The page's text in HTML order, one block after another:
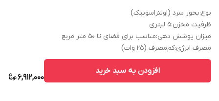
نوع:بخور سرد (اولتراسونیک)
ظرفیت مخزن:5 لیتری
میزان پوشش دهی:مناسب برای فضای تا 50 متر مربع
مصرف انرژی:کم‌مصرف (۲۵ وات)
6,912,000
افزودن به سبد خرید